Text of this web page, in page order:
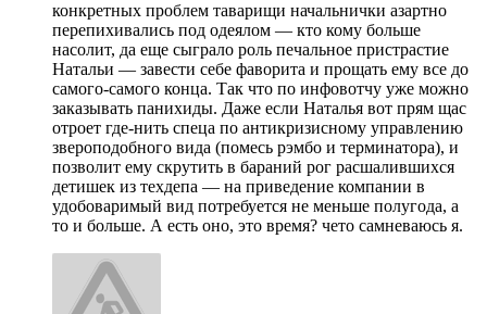
конкретных проблем таварищи начальнички азартно
перепихивались под одеялом — кто кому больше
насолит, да еще сыграло роль печальное пристрастие
Натальи — завести себе фаворита и прощать ему все до
самого-самого конца. Так что по инфовотчу уже можно
заказывать панихиды. Даже если Наталья вот прям щас
отроет где-нить спеца по антикризисному управлению
звероподобного вида (помесь рэмбо и терминатора), и
позволит ему скрутить в бараний рог расшалившихся
детишек из техдепа — на приведение компании в
удобоваримый вид потребуется не меньше полугода, а
то и больше. А есть оно, это время? чето самневаюсь я.